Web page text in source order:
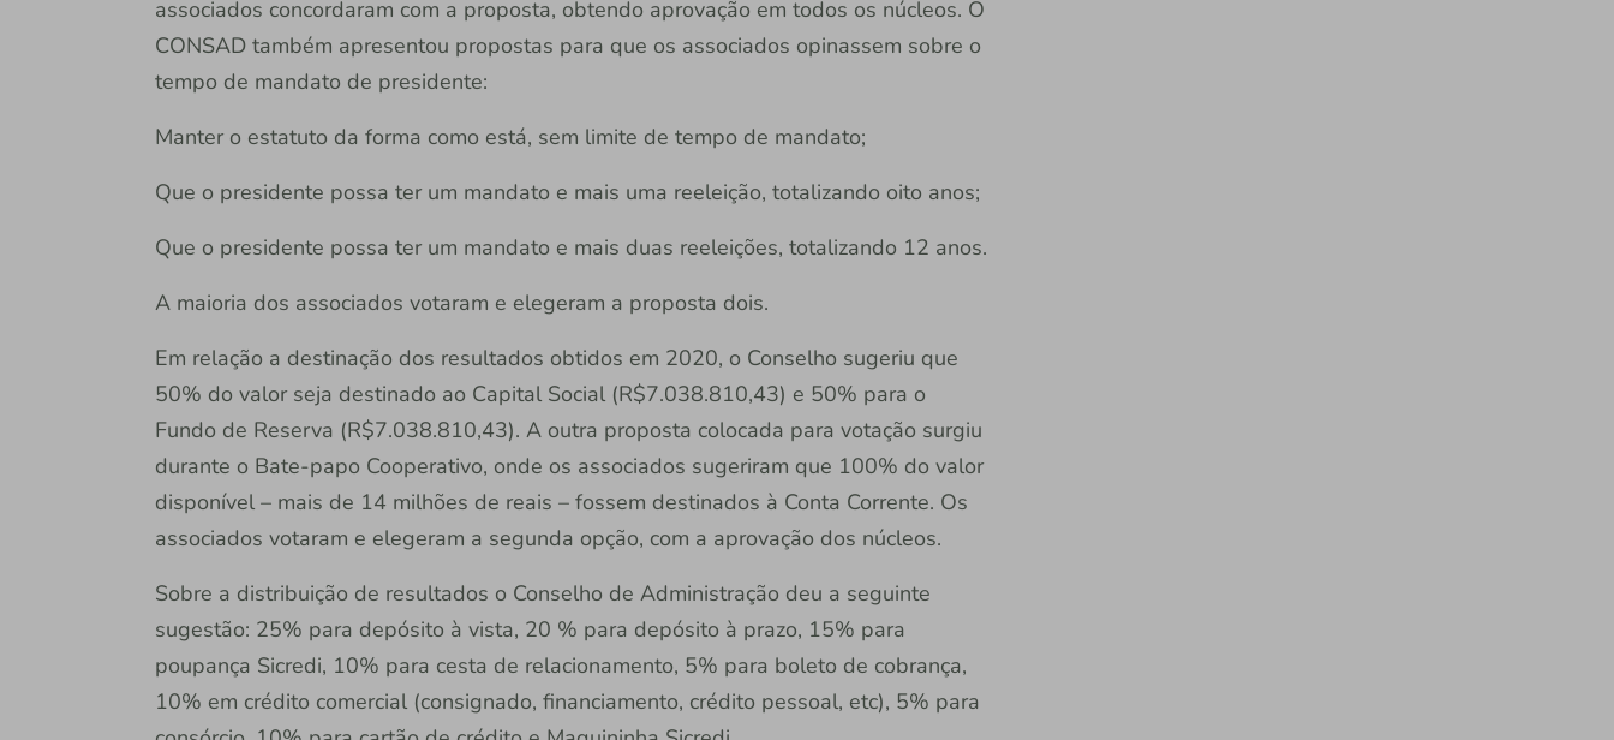
associados concordaram com a proposta, obtendo aprovação em todos os núcleos. O
CONSAD também apresentou propostas para que os associados opinassem sobre o
tempo de mandato de presidente:
Manter o estatuto da forma como está, sem limite de tempo de mandato;
Que o presidente possa ter um mandato e mais uma reeleição, totalizando oito anos;
Que o presidente possa ter um mandato e mais duas reeleições, totalizando 12 anos.
A maioria dos associados votaram e elegeram a proposta dois.
Em relação a destinação dos resultados obtidos em 2020, o Conselho sugeriu que
50% do valor seja destinado ao Capital Social (R$7.038.810,43) e 50% para o
Fundo de Reserva (R$7.038.810,43). A outra proposta colocada para votação surgiu
durante o Bate-papo Cooperativo, onde os associados sugeriram que 100% do valor
disponível – mais de 14 milhões de reais – fossem destinados à Conta Corrente. Os
associados votaram e elegeram a segunda opção, com a aprovação dos núcleos.
Sobre a distribuição de resultados o Conselho de Administração deu a seguinte
sugestão: 25% para depósito à vista, 20 % para depósito à prazo, 15% para
poupança Sicredi, 10% para cesta de relacionamento, 5% para boleto de cobrança,
10% em crédito comercial (consignado, financiamento, crédito pessoal, etc), 5% para